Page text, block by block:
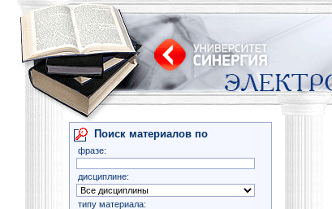
Поиск материалов по
фразе:
дисциплине:
типу материала: